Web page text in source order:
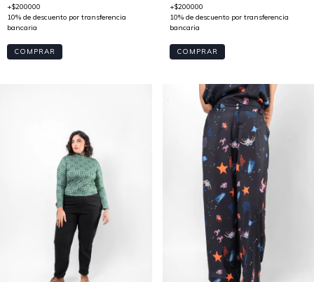
COMPRAR COMPRAR